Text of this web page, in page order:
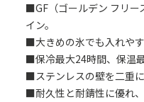
■GF（ゴールデン フリー
イン。
■大きめの氷でも入れや
■保冷最大24時間、保温最
■ステンレスの壁を二重に
■耐久性と耐錆性に優れ